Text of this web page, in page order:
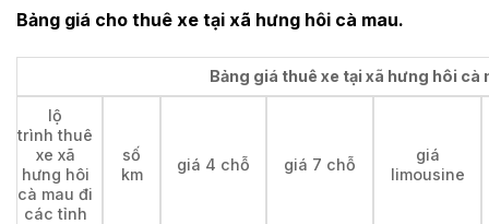
Bảng giá cho thuê xe tại xã hưng hôi cà mau.
Bảng giá thuê xe tại xã hưng hôi cà
lộ
trình thuê
xe xã
hưng hôi
cà mau đi
các tỉnh
số
km
giá 4 chỗ giá 7 chỗ
giá
limousine